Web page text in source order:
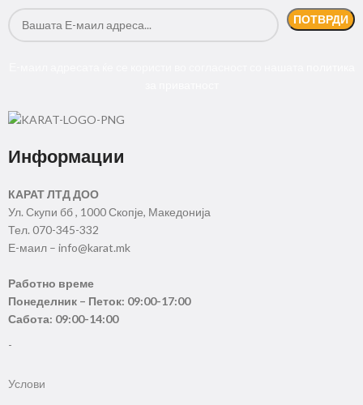
Информации
КАРАТ ЛТД ДОО
Ул. Скупи бб , 1000 Скопје, Македонија
Тел. 070-345-332
Е-маил – info@karat.mk
Работно време
Понеделник – Петок: 09:00-17:00
Сабота: 09:00-14:00
-
Услови